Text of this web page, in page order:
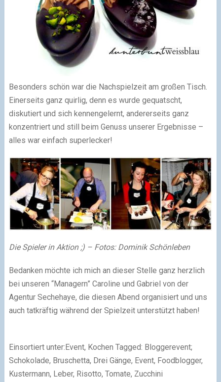
Besonders schön war die Nachspielzeit am großen Tisch.
Einerseits ganz quirlig, denn es wurde gequatscht,
diskutiert und sich kennengelernt, andererseits ganz
konzentriert und still beim Genuss unserer Ergebnisse –
alles war einfach superlecker!
Die Spieler in Aktion ;) – Fotos: Dominik Schönleben
Bedanken möchte ich mich an dieser Stelle ganz herzlich
bei unseren “Managern” Caroline und Gabriel von der
Agentur Sechehaye, die diesen Abend organisiert und uns
auch tatkräftig während der Spielzeit unterstützt haben!
Einsortiert unter:Event, Kochen Tagged: Bloggerevent;
Schokolade, Bruschetta, Drei Gänge, Event, Foodblogger,
Kustermann, Leber, Risotto, Tomate, Zucchini